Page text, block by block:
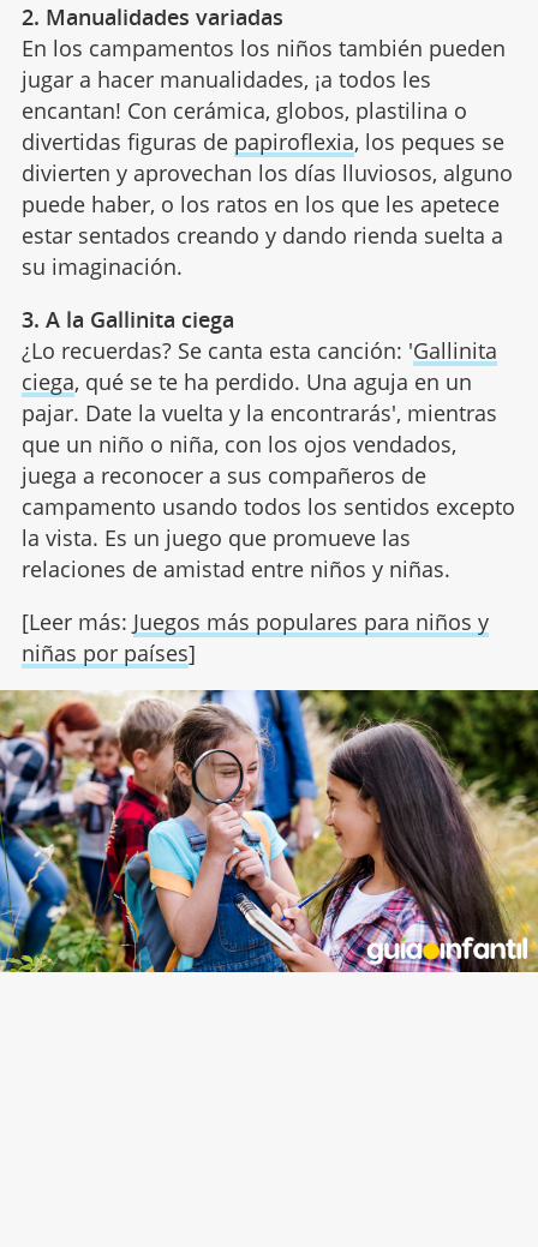
2. Manualidades variadas
En los campamentos los niños también pueden
jugar a hacer manualidades, ¡a todos les
encantan! Con cerámica, globos, plastilina o
divertidas figuras de papiroflexia, los peques se
divierten y aprovechan los días lluviosos, alguno
puede haber, o los ratos en los que les apetece
estar sentados creando y dando rienda suelta a
su imaginación.
3. A la Gallinita ciega
¿Lo recuerdas? Se canta esta canción: 'Gallinita
ciega, qué se te ha perdido. Una aguja en un
pajar. Date la vuelta y la encontrarás', mientras
que un niño o niña, con los ojos vendados,
juega a reconocer a sus compañeros de
campamento usando todos los sentidos excepto
la vista. Es un juego que promueve las
relaciones de amistad entre niños y niñas.
[Leer más: Juegos más populares para niños y
niñas por países]